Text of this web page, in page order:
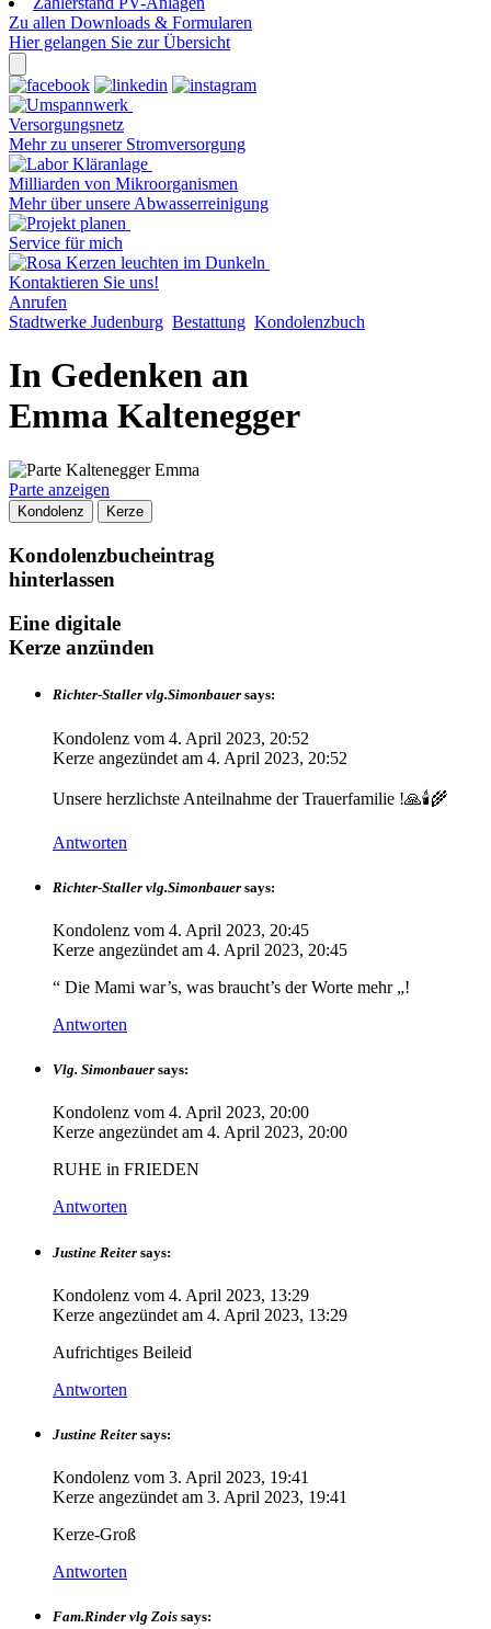
Zu allen Downloads & Formularen
Hier gelangen Sie zur Übersicht
Versorgungsnetz
Mehr zu unserer Stromversorgung
Milliarden von Mikroorganismen
Mehr über unsere Abwasserreinigung
Service für mich
Kontaktieren Sie uns!
Anrufen
Stadtwerke Judenburg Bestattung Kondolenzbuch
In Gedenken an
Emma Kaltenegger
Parte anzeigen
Kondolenz Kerze
Kondolenzbucheintrag
hinterlassen
Eine digitale
Kerze anzünden
Richter-Staller vlg.Simonbauer says:
Kondolenz vom 4. April 2023, 20:52
Kerze angezündet am 4. April 2023, 20:52
Unsere herzlichste Anteilnahme der Trauerfamilie !🙏🕯🌾
Antworten
Richter-Staller vlg.Simonbauer says:
Kondolenz vom 4. April 2023, 20:45
Kerze angezündet am 4. April 2023, 20:45
“ Die Mami war’s, was braucht’s der Worte mehr „!
Antworten
Vlg. Simonbauer says:
Kondolenz vom 4. April 2023, 20:00
Kerze angezündet am 4. April 2023, 20:00
RUHE in FRIEDEN
Antworten
Justine Reiter says:
Kondolenz vom 4. April 2023, 13:29
Kerze angezündet am 4. April 2023, 13:29
Aufrichtiges Beileid
Antworten
Justine Reiter says:
Kondolenz vom 3. April 2023, 19:41
Kerze angezündet am 3. April 2023, 19:41
Kerze-Groß
Antworten
Fam.Rinder vlg Zois says: